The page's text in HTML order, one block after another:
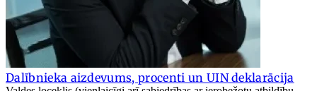
Dalībnieka aizdevums, procenti un UIN deklarācija